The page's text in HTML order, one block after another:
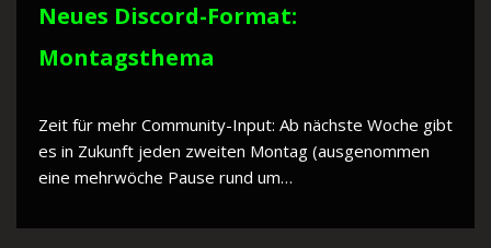
Neues Discord-Format:
Montagsthema
Zeit für mehr Community-Input: Ab nächste Woche gibt
es in Zukunft jeden zweiten Montag (ausgenommen
eine mehrwöche Pause rund um…